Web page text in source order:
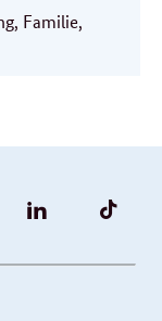
Familie,
BMFSFJ
LINKEDIN